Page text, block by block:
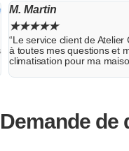
répondu
de
“J’ai eu un
été en mesure
compétent et a
Demande de